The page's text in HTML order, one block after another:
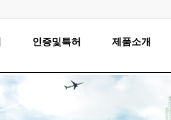
인증및특허
인증및특허현황
제품소개
LED램프
LED 가로등&보안등